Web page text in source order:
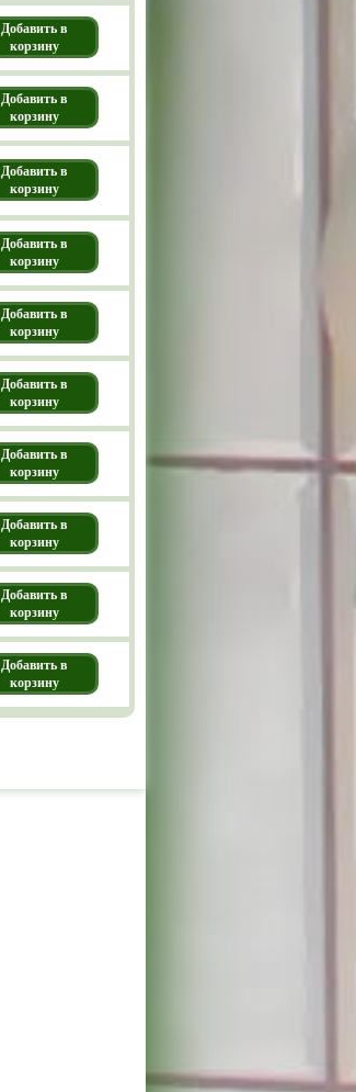
Добавить в
корзину
Добавить в
корзину
Добавить в
корзину
Добавить в
корзину
Добавить в
корзину
Добавить в
корзину
Добавить в
корзину
Добавить в
корзину
Добавить в
корзину
Добавить в
корзину